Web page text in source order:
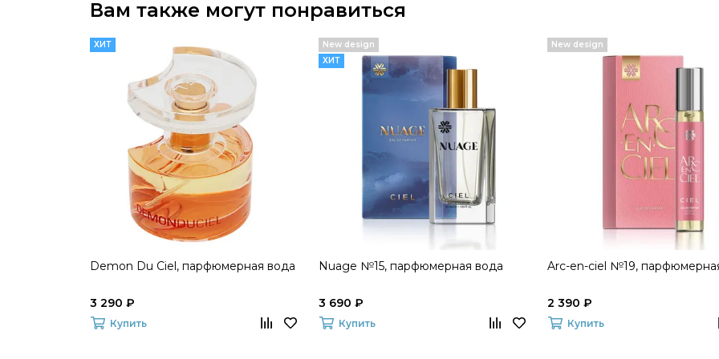
Вам также могут понравиться
ХИТ
Demon Du Ciel, парфюмерная вода
3 290 ₽
Купить
New design
ХИТ
Nuage №15, парфюмерная вода
3 690 ₽
Купить
New design
Arc-en-ciel №19,
2 390 ₽
Купить